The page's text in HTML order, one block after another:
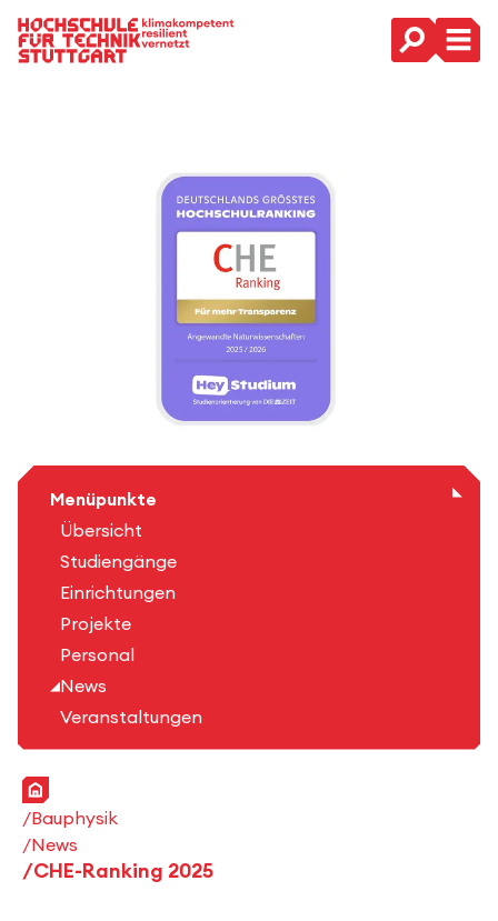
Hauptnavigation
Menüpunkte
Übersicht
Studiengänge
Einrichtungen
Projekte
Personal
News
Veranstaltungen
Startseite
Bauphysik
News
CHE-Ranking 2025